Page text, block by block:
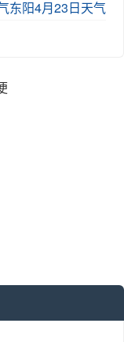
东阳4月23日天气